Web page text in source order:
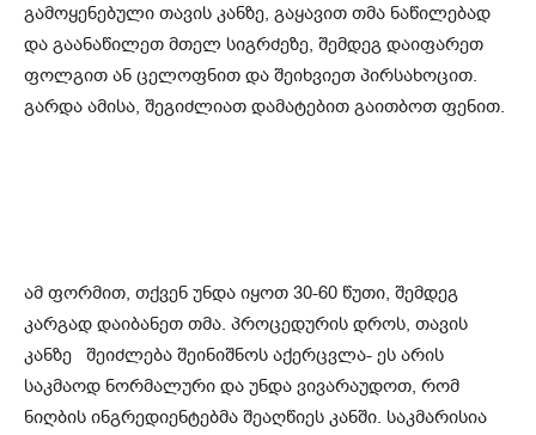
გამოყენებული თავის კანზე, გაყავით თმა ნაწილებად
და გაანაწილეთ მთელ სიგრძეზე, შემდეგ დაიფარეთ
ფოლგით ან ცელოფნით და შეიხვიეთ პირსახოცით.
გარდა ამისა, შეგიძლიათ დამატებით გაითბოთ ფენით.
ამ ფორმით, თქვენ უნდა იყოთ 30-60 წუთი, შემდეგ
კარგად დაიბანეთ თმა. პროცედურის დროს, თავის
კანზე შეიძლება შეინიშნოს აქერცვლა- ეს არის
საკმაოდ ნორმალური და უნდა ვივარაუდოთ, რომ
ნიღბის ინგრედიენტებმა შეაღწიეს კანში. საკმარისია